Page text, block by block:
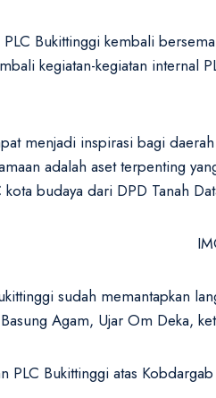
Bukittinggi kembali
kegiatan-kegiatan
menjadi inspirasi bagi
adalah aset terpenting
budaya dari DPD Tanah
sudah memantapkan
Agam, Ujar Om Deka,
PLC Bukittinggi atas